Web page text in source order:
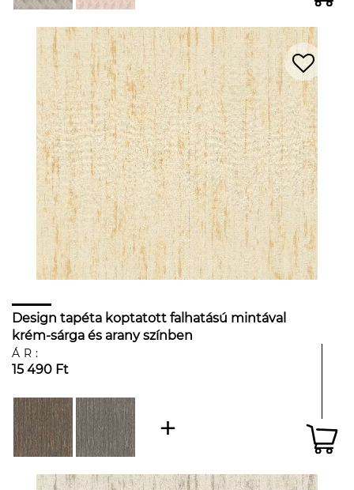
Design tapéta koptatott falhatású mintával
krém-sárga és arany színben
ÁR:
15 490 Ft